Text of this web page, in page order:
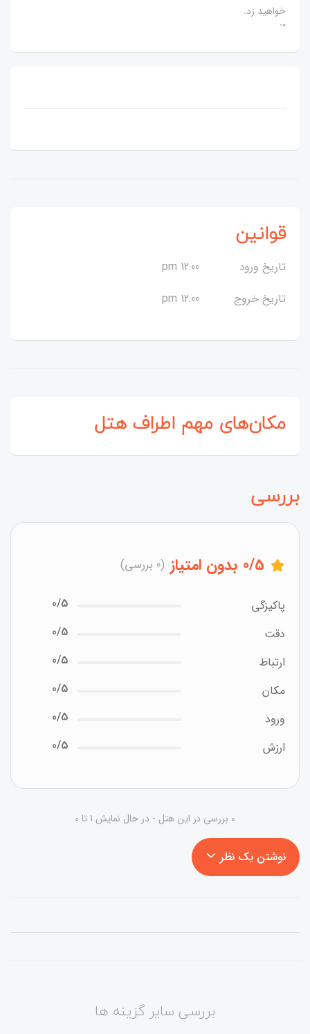
خواهید زد.
“`
قوانین
تاریخ ورود
12:00 pm
تاریخ خروج
12:00 pm
مکان‌های مهم اطراف هتل
بررسی
0/5 بدون امتیاز (0 بررسی)
پاکیزگی
0/5
دقت
0/5
ارتباط
0/5
مکان
0/5
ورود
0/5
ارزش
0/5
0 بررسی در این هتل - در حال نمایش 1 تا 0
نوشتن یک نظر
بررسی سایر گزینه ها